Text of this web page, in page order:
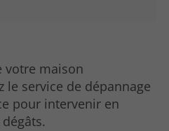
votre maison
le service de dépannage
pour intervenir en